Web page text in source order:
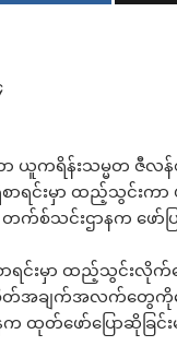
ယူကရိန်းသမ္မတ ဇီလ
စာရင်းမှာ ထည့်သွင်းက
က်စ်သင်းဌာနက ဖော်ပ
င်းမှာ ထည့်သွင်းလိုက်ပ
တ်အချက်အလက်တွေကိုတ
က ထုတ်ဖော်ပြောဆိုခြင်း